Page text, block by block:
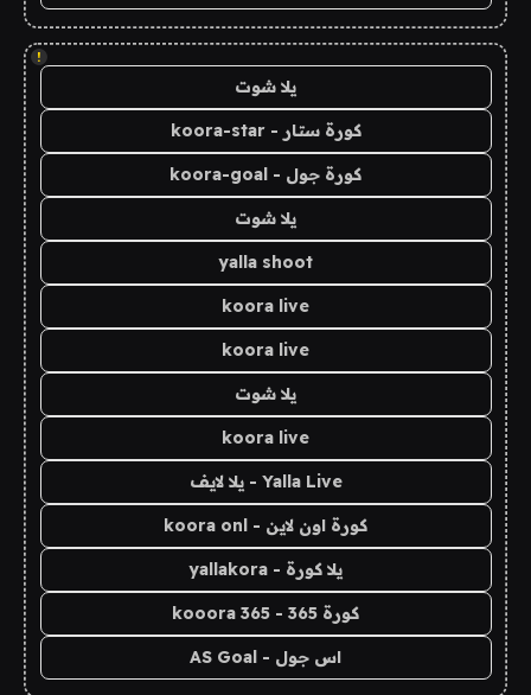
!
يلا شوت
كورة ستار - koora-star
كورة جول - koora-goal
يلا شوت
yalla shoot
koora live
koora live
يلا شوت
koora live
Yalla Live - يلا لايف
كورة اون لاين - koora onl
يلا كورة - yallakora
كورة 365 - kooora 365
اس جول - AS Goal